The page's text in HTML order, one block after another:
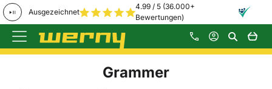
Ausgezeichnet
4.99 / 5 (36.000+
Bewertungen)
Zum Hauptinhalt springen
Grammer